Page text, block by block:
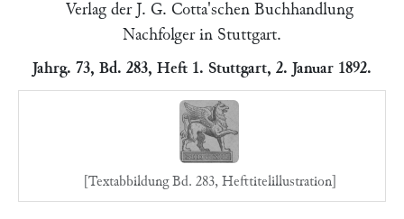
Verlag der J. G. Cotta'schen Buchhandlung
Nachfolger in Stuttgart.
Jahrg. 73, Bd. 283, Heft 1. Stuttgart, 2. Januar 1892.
[Textabbildung Bd. 283, Hefttitelillustration]